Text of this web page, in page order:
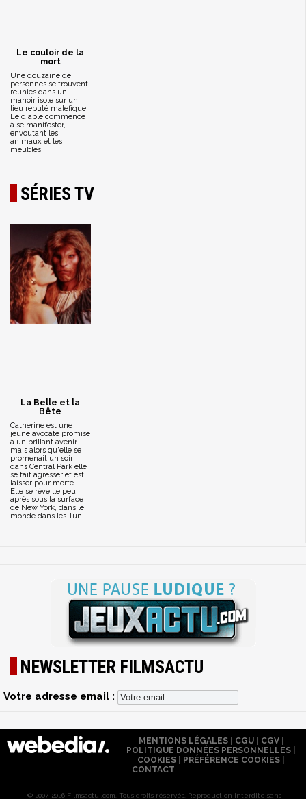
Le couloir de la
mort
Une douzaine de
personnes se trouvent
reunies dans un
manoir isole sur un
lieu reputé malefique.
Le diable commence
à se manifester,
envoutant les
animaux et les
meubles...
SÉRIES TV
La Belle et la
Bête
Catherine est une
jeune avocate promise
à un brillant avenir
mais alors qu'elle se
promenait un soir
dans Central Park elle
se fait agresser et est
laisser pour morte.
Elle se réveille peu
après sous la surface
de New York, dans le
monde dans les Tun...
NEWSLETTER FILMSACTU
Votre adresse email :
MENTIONS LÉGALES| CGU| CGV|
POLITIQUE DONNÉES PERSONNELLES
COOKIES
PRÉFÉRENCE COOKIES
CONTACT
© 2007-2026 Filmsactu .com. Tous droits réservés. Reproduction interdite sans